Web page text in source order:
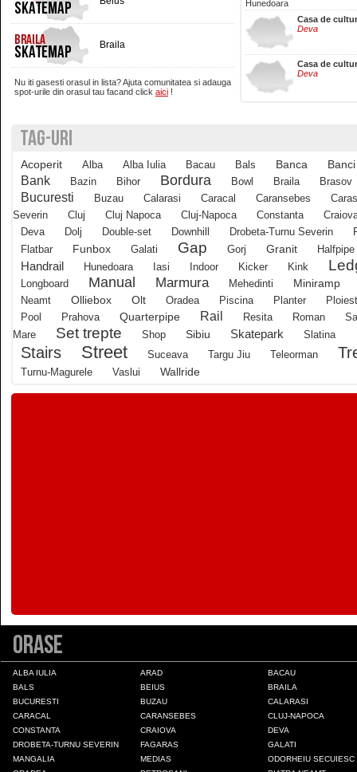
Braila
Brasov
Buzau
Calarasi
Calimanesti
Caransebes
Cluj-Napoca
Draganesti-Olt
Drobeta-Turnu Severin
Galati
Nu iti gasesti orasul in lista? Ajuta comunitatea si adauga
spot-urile din orasul tau facand click aici !
Casa de
Deva
Casa de
Deva
TAG-URI
Acoperit Alba Alba Iulia Bacau Bals Banca Banci
Bank Bazin Bihor Bordura Bowl Braila Brasov
Bucuresti Buzau Calarasi Caracal Caransebes
Severin
Cluj Cluj Napoca Cluj-Napoca Constanta
Deva
Dolj Double-set Downhill Drobeta-Turnu Severin
Flatbar
Funbox Galati Gap Gorj Granit Halfpipe
Handrail Hunedoara Iasi Indoor Kicker Kink
Longboard Manual Marmura Mehedinti
Miniramp
Neamt
Olliebox Olt Oradea Piscina Planter
Pool
Prahova Quarterpipe Rail Resita Roman
Mare
Set trepte Shop Sibiu Skatepark Slatina
Stairs Street Suceava Targu Jiu Teleorman
Turnu-Magurele Vaslui Wallride
Orase
ALBA IULIA ARAD
BACAU
BALS
BEIUS
BRAILA
BUCURESTI
BUZAU
CALARASI
CARACAL
CARANSEBES
CLUJ-NAPOCA
CONSTANTA
CRAIOVA
DEVA
DROBETA-TURNU SEVERIN
FAGARAS
GALATI
MANGALIA
MEDIAS
ODORHEIU SECUIESC